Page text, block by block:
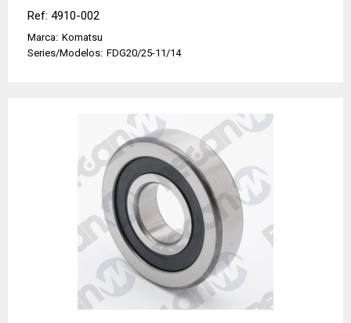
Ref: 4910-002
Marca: Komatsu
Series/Modelos: FDG20/25-11/14